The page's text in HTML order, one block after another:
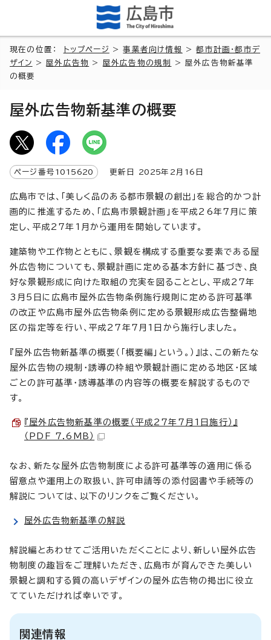
現在の位置： トップページ >事業者向け情報 >都市計画・都市デ
ザイン
> 屋外広告物 > 屋外広告物の規制
> 屋外広告物新基準
の概要
屋外広告物新基準の概要
ページ番号 1015620 更新日 2025年2月 16 日
広島市では、「美しく品のある都市景観の創出」を総合的かつ計
画的に推進するため、「広島市景観計画」を平成26年7月に策
定し、平成27年1月から運用を開始しています。
建築物や工作物とともに、景観を構成する重要な要素である屋
外広告物についても、景観計画に定める基本方針に基づき、良
好な景観形成に向けた取組の充実を図ることとし、平成27年
3月5日に広島市屋外広告物条例施行規則に定める許可基準
の改正や広島市屋外広告物条例に定める景観形成広告整備地
区の指定等を行い、平成27年7月1日から施行しました。
『屋外広告物新基準の概要（「概要編」という。）』は、この新たな
屋外広告物の規制・誘導の枠組や景観計画に定める地区・区域
ごとの許可基準・誘導基準の内容等の概要を解説するもので
す。
『屋外広告物新基準の概要（平成27年7月1日施行）』
（PDF 7.6MB）
なお、新たな屋外広告物制度による許可基準等の適用に係る
留意点や運用上の取扱い、許可申請等の添付図書や手続等の
解説については、以下のリンクをご覧ください。
屋外広告物新基準の解説
解説編とあわせてご活用いただくことにより、新しい屋外広告
物制度の趣旨をご理解いただき、広島市が育んできた美しい
景観と調和する質の高いデザインの屋外広告物の掲出に役立
てていただければ幸いです。
関連情報